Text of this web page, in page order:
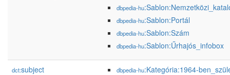
dbpedia-hu
dbpedia-hu:Sablon:Portál
dbpedia-hu:Sablon:Szám
dbpedia-hu:Sablon:Űrhajós_infobox
dct:subject dbpedia-hu:Kategória:1964-